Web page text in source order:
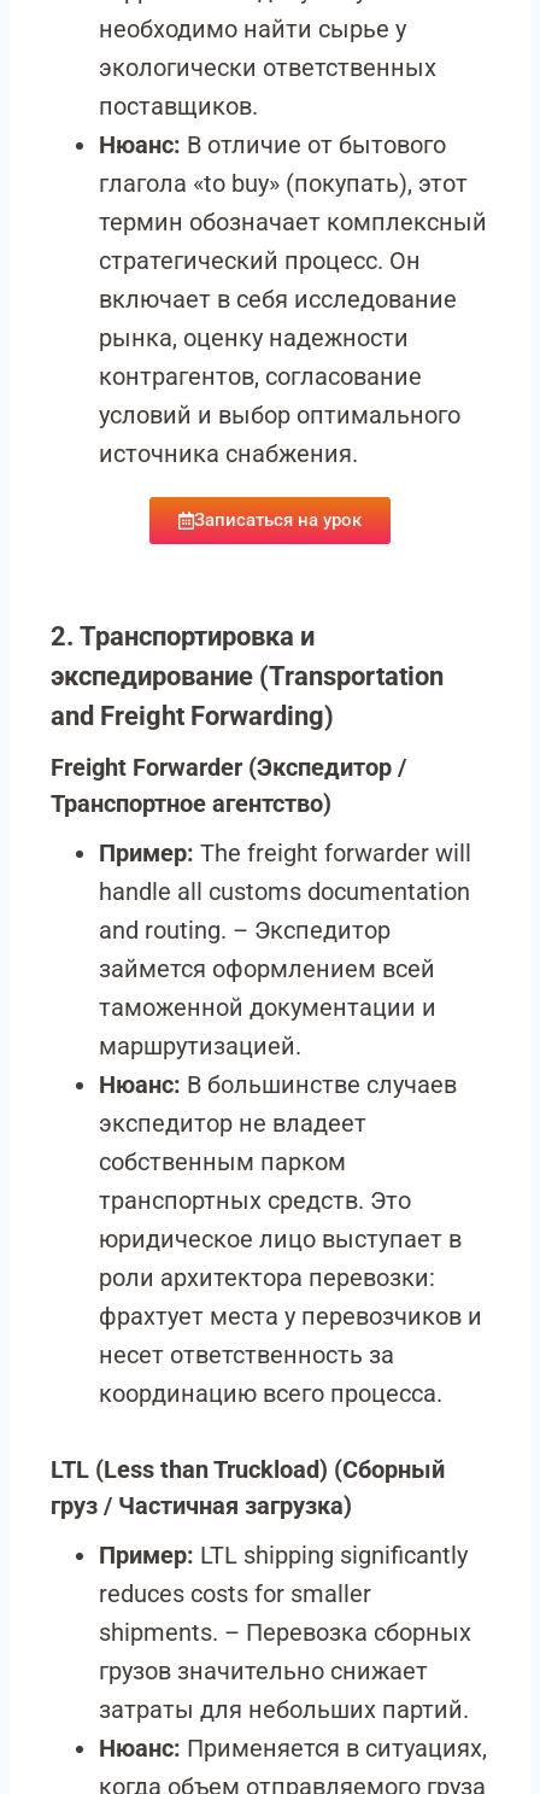
необходимо найти сырье у
экологически ответственных
поставщиков.
Нюанс: В отличие от бытового
глагола «to buy» (покупать), этот
термин обозначает комплексный
стратегический процесс. Он
включает в себя исследование
рынка, оценку надежности
контрагентов, согласование
условий и выбор оптимального
источника снабжения.
Записаться на урок
2. Транспортировка и
экспедирование (Transportation
and Freight Forwarding)
Freight Forwarder (Экспедитор /
Транспортное агентство)
Пример: The freight forwarder will
handle all customs documentation
and routing. – Экспедитор
займется оформлением всей
таможенной документации и
маршрутизацией.
Нюанс: В большинстве случаев
экспедитор не владеет
собственным парком
транспортных средств. Это
юридическое лицо выступает в
роли архитектора перевозки:
фрахтует места у перевозчиков и
несет ответственность за
координацию всего процесса.
LTL (Less than Truckload) (Сборный
груз / Частичная загрузка)
Пример: LTL shipping significantly
reduces costs for smaller
shipments. – Перевозка сборных
грузов значительно снижает
затраты для небольших партий.
Нюанс: Применяется в ситуациях,
когда объем отправляемого груза